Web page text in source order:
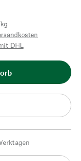
DHL